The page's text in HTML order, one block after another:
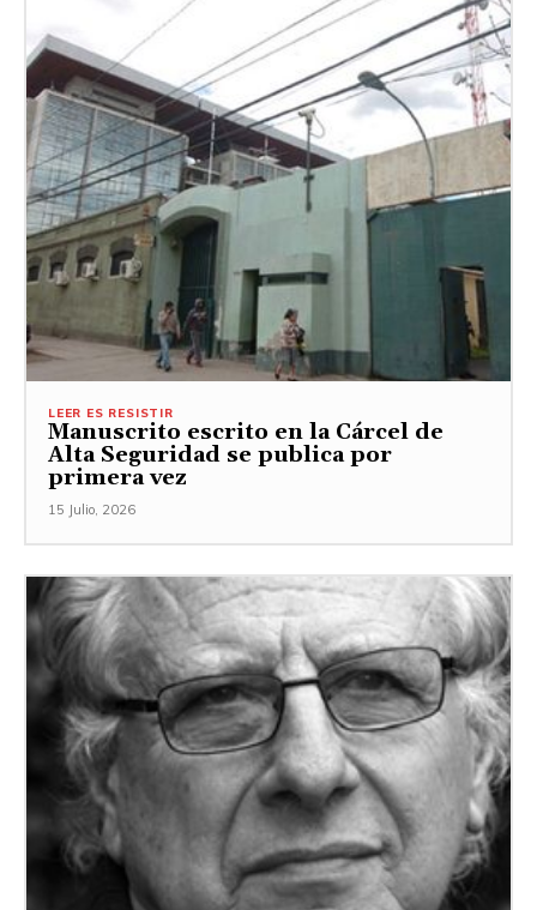
LEER ES RESISTIR
Manuscrito escrito en la Cárcel de
Alta Seguridad se publica por
primera vez
15 Julio, 2026